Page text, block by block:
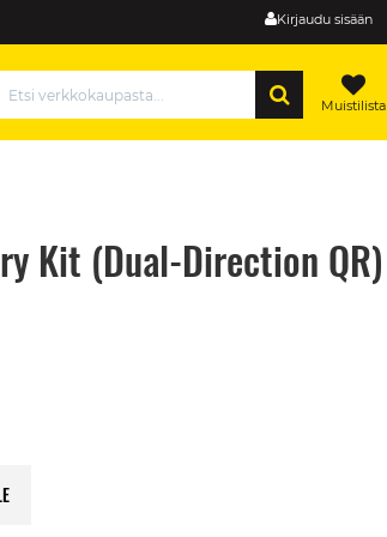
Kirjaudu sisään
Muistilista
Kit (Dual-Direction QR)